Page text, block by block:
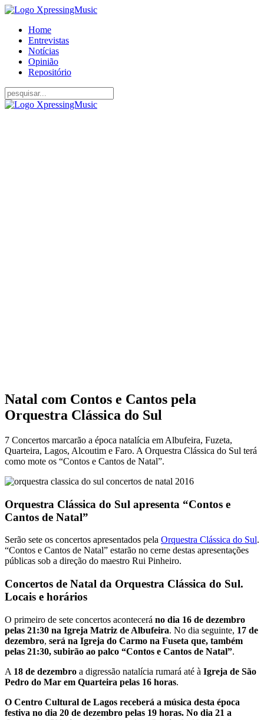
Home
Entrevistas
Notícias
Opinião
Repositório
Natal com Contos e Cantos pela
Orquestra Clássica do Sul
7 Concertos marcarão a época natalícia em Albufeira, Fuzeta,
Quarteira, Lagos, Alcoutim e Faro. A Orquestra Clássica do Sul terá
como mote os “Contos e Cantos de Natal”.
Orquestra Clássica do Sul apresenta “Contos e
Cantos de Natal”
Serão sete os concertos apresentados pela Orquestra Clássica do Sul.
“Contos e Cantos de Natal” estarão no cerne destas apresentações
públicas sob a direção do maestro Rui Pinheiro.
Concertos de Natal da Orquestra Clássica do Sul.
Locais e horários
O primeiro de sete concertos acontecerá no dia 16 de dezembro
pelas 21:30 na Igreja Matriz de Albufeira. No dia seguinte, 17 de
dezembro, será na Igreja do Carmo na Fuseta que, também
pelas 21:30, subirão ao palco “Contos e Cantos de Natal”.
A 18 de dezembro a digressão natalícia rumará até à Igreja de São
Pedro do Mar em Quarteira pelas 16 horas.
O Centro Cultural de Lagos receberá a música desta época
festiva no dia 20 de dezembro pelas 19 horas. No dia 21 a